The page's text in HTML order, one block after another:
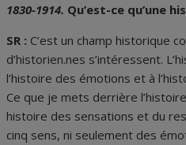
1830-1914. Qu’est-ce qu’une
SR : C’est un champ historique
d’historien.nes s’intéressent.
l’histoire des émotions et à
Ce que je mets derrière
histoire des sensations et du
cinq sens, ni seulement des